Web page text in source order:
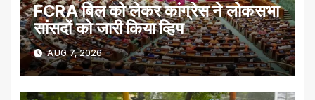
FCRA बिल को लेकर कांग्रेस ने लोकसभा
सांसदों को जारी किया व्हिप
AUG 7, 2026